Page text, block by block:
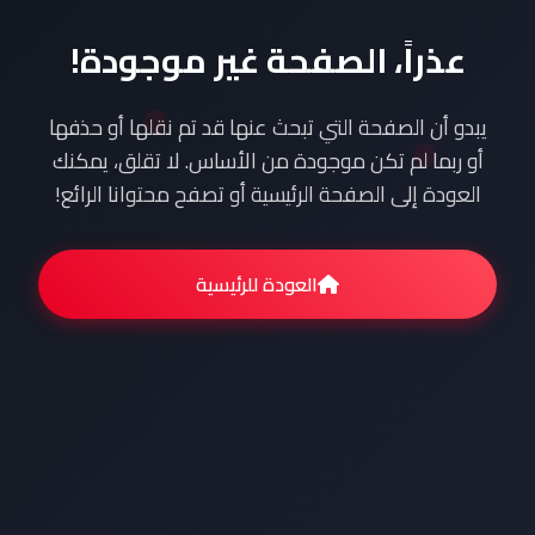
عذراً، الصفحة غير موجودة!
يبدو أن الصفحة التي تبحث عنها قد تم نقلها أو حذفها
أو ربما لم تكن موجودة من الأساس. لا تقلق، يمكنك
العودة إلى الصفحة الرئيسية أو تصفح محتوانا الرائع!
العودة للرئيسية